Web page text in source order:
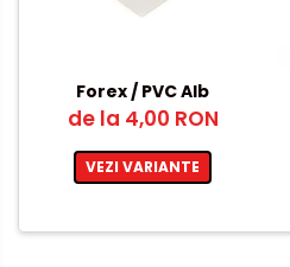
Forex / PVC Alb
de la 4,00 RON
VEZI VARIANTE